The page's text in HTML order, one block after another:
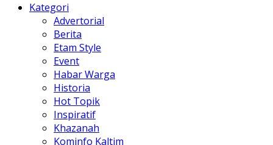
Kategori
Advertorial
Berita
Etam Style
Event
Habar Warga
Historia
Hot Topik
Inspiratif
Khazanah
Kominfo Kaltim